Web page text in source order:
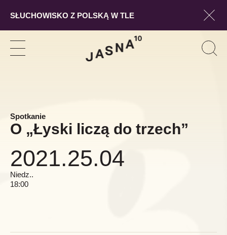
Spotkanie
O „Łyski liczą do trzech”
2021.25.04
Niedz..
18:00
Pokaż
SŁUCHOWISKO Z POLSKĄ W TLE